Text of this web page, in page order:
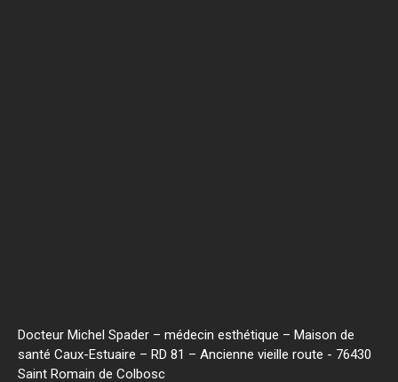
Docteur Michel Spader – médecin esthétique – Maison de
santé Caux-Estuaire – RD 81 – Ancienne vieille route - 76430
Saint Romain de Colbosc